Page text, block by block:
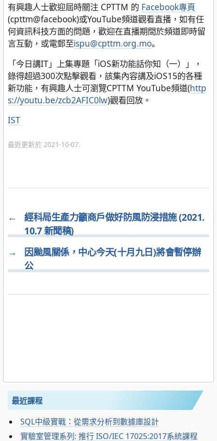
有興趣人士歡迎屆時關注 CPTTM 的 Facebook專頁
(cpttm@facebook)或YouTube頻道觀看直播，如有任
何資訊科技方面的問題，歡迎在直播期間於頻道即時留
言互動，或電郵至ispu@cpttm.org.mo。
「今日講IT」上集專題「iOS新功能話你知（一）」，
錄得超過300次點擊觀看，該集內容講及iOS15的各種
新功能，有興趣人士可瀏覽CPTTM YouTube頻道(http
s://youtu.be/zcb2AFIC0lw)觀看回放。
分
IST
最近更新於 2021-10-07.
←
經科局生產力籲商戶做好防風防浸措施 (2021.
10.7 新聞稿)
→
因颱風關係，中心今天(十月九日)將會暫停辦
公
最近課程
SQL中級實戰：從需求分析到數據庫設計
實驗室管理系列: 推行 ISO/IEC 17025:2017系統課程